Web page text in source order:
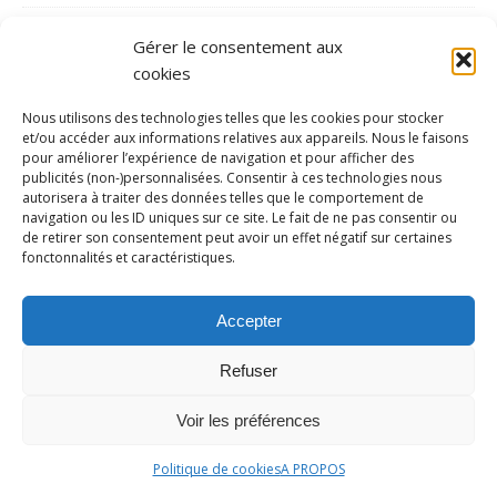
Gérer le consentement aux
cookies
Nous utilisons des technologies telles que les cookies pour stocker
et/ou accéder aux informations relatives aux appareils. Nous le faisons
pour améliorer l’expérience de navigation et pour afficher des
publicités (non-)personnalisées. Consentir à ces technologies nous
autorisera à traiter des données telles que le comportement de
navigation ou les ID uniques sur ce site. Le fait de ne pas consentir ou
de retirer son consentement peut avoir un effet négatif sur certaines
fonctonnalités et caractéristiques.
Accepter
Refuser
Voir les préférences
Politique de cookiesA PROPOS
volley_ball
water-polo
MÉTA
Flux des commentaires
Copyright © 2026 | Thème WordPress par